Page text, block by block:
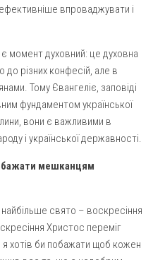
впроваджувати і
момент духовний: це духовна
до різних конфесій, але в
Тому Євангеліє, заповіді
фундаментом української
вони є важливими в
і української державності.
мешканцям
свято – воскресіння
Христос переміг
я хотів би побажати щоб кожен